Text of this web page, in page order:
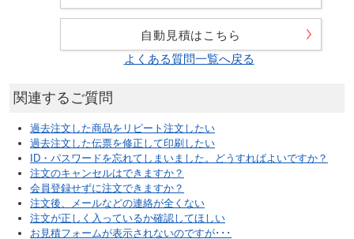
自動見積はこちら
よくある質問一覧へ戻る
関連するご質問
過去注文した商品をリピート注文したい
過去注文した伝票を修正して印刷したい
ID・パスワードを忘れてしまいました。どうすればよいですか？
注文のキャンセルはできますか？
会員登録せずに注文できますか？
注文後、メールなどの連絡が全くない
注文が正しく入っているか確認してほしい
お見積フォームが表示されないのですが･･･